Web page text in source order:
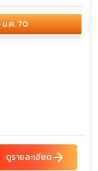
.ค. 70
ดูรายละเอียดarrow_forward